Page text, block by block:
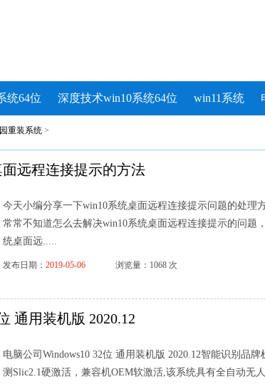
统64位 深度技术win10系统64位 win11系统
重装系统 >
远程连接提示的方法
今天小编分享一下win10系统桌面远程连接提示问题的处理
常常不知道怎么去解决win10系统桌面远程连接提示的问题
统桌面远.....
发布日期： 2019-05-06 浏览量：1068 次
通用装机版 2020.12
电脑公司Windows10 32位 通用装机版 2020.12智能识别品
测Slic2.1硬激活，兼容机OEM软激活,该系统具有全自动无